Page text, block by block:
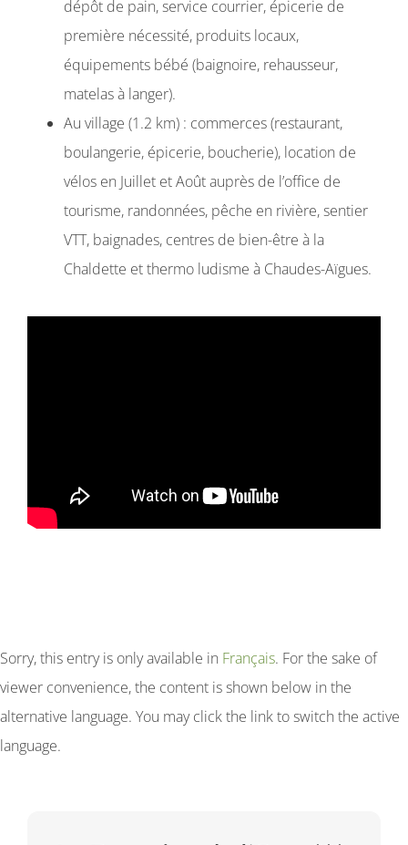
dépôt de pain, service courrier, épicerie de
première nécessité, produits locaux,
équipements bébé (baignoire, rehausseur,
matelas à langer).
Au village (1.2 km) : commerces (restaurant,
boulangerie, épicerie, boucherie), location de
vélos en Juillet et Août auprès de l’office de
tourisme, randonnées, pêche en rivière, sentier
VTT, baignades, centres de bien-être à la
Chaldette et thermo ludisme à Chaudes-Aïgues.
Sorry, this entry is only available in Français. For the sake of
viewer convenience, the content is shown below in the
alternative language. You may click the link to switch the active
language.